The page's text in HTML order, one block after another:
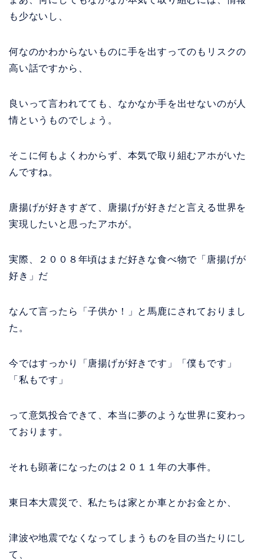
も少ないし、
何なのかわからないものに手を出すってのもリスクの
高い話ですから、
良いって言われてても、なかなか手を出せないのが人
情というものでしょう。
そこに何もよくわからず、本気で取り組むアホがいた
んですね。
唐揚げが好きすぎて、唐揚げが好きだと言える世界を
実現したいと思ったアホが。
実際、２００８年頃はまだ好きな食べ物で「唐揚げが
好き」だ
なんて言ったら「子供か！」と馬鹿にされておりまし
た。
今ではすっかり「唐揚げが好きです」「僕もです」
「私もです」
って意気投合できて、本当に夢のような世界に変わっ
ております。
それも顕著になったのは２０１１年の大事件。
東日本大震災で、私たちは家とか車とかお金とか、
津波や地震でなくなってしまうものを目の当たりにし
て、